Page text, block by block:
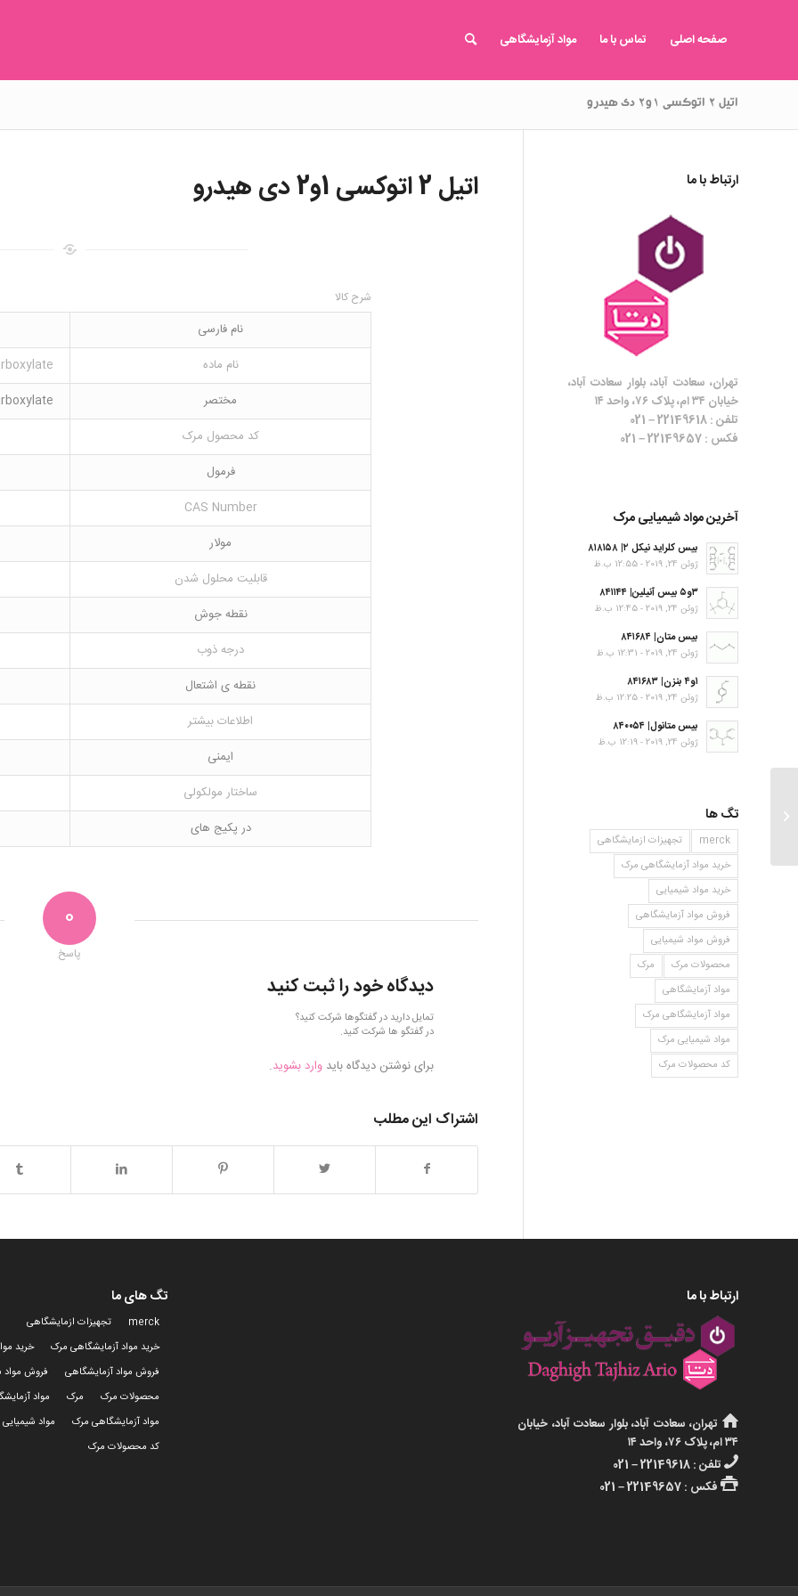
صفحه اصلی تماس با ما مواد آزمایشگاهی
اتیل ۲ اتوکسی ۱و۲ دی هیدرو
اتیل 2 اتوکسی 1و2 دی هیدرو
شرح کالا
نام فارسی
نام ماده
مختصر
کد محصول مرک
فرمول
CAS Number
مولار
قابلیت محلول شدن
نقطه جوش
درجه ذوب
نقطه ی اشتعال
اطلاعات بیشتر
ایمنی
ساختار مولکولی
در پکیج های
0
پاسخ
دیدگاه خود را ثبت کنید
تمایل دارید در گفتگوها شرکت کنید؟
در گفتگو ها شرکت کنید.
برای نوشتن دیدگاه باید وارد بشوید.
اشتراک این مطلب
ارتباط با ما
تهران، سعادت آباد، بلوار سعادت آباد،
خیابان ۳۴ ام، پلاک ۷۶، واحد ۱۴
تلفن : 22149618 – 021
فکس : 22149657 – 021
آخرین مواد شیمیایی مرک
بیس کلراید نیکل ۲| ۸۱۸۱۵۸
ژوئن 24, 2019 - 12:55 ب.ظ
۳و۵ بیس آنیلین| ۸۴۱۱۴۴
ژوئن 24, 2019 - 12:45 ب.ظ
بیس متان| ۸۴۱۶۸۴
ژوئن 24, 2019 - 12:31 ب.ظ
۱و۴ بنزن| ۸۴۱۶۸۳
ژوئن 24, 2019 - 12:25 ب.ظ
بیس متانول| ۸۴۰۰۵۴
ژوئن 24, 2019 - 12:19 ب.ظ
تگ ها
merck
تجهیزات ازمایشگاهی
خرید مواد آزمایشگاهی مرک
خرید مواد شیمیایی
فروش مواد آزمایشگاهی
فروش مواد شیمیایی
محصولات مرک
مرک
مواد آزمایشگاهی
مواد آزمایشگاهی مرک
مواد شیمیایی مرک
کد محصولات مرک
ارتباط با ما
تهران، سعادت آباد، بلوار سعادت آباد، خیابان
۳۴ ام، پلاک ۷۶، واحد ۱۴
تلفن : 22149618 – 021
فکس : 22149657 – 021
تگ های ما
merck
تجهیزات ازمایشگاهی
خرید مواد آزمایشگاهی مرک
خرید
فروش مواد آزمایشگاهی
فروش مواد
محصولات مرک
مرک
مواد
مواد آزمایشگاهی مرک
مواد
کد محصولات مرک